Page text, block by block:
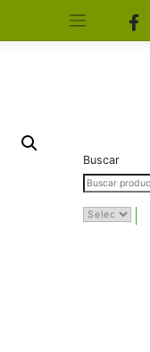
Buscar